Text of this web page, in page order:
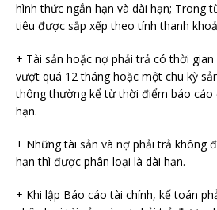
hình thức ngắn hạn và dài hạn; Trong
tiêu được sắp xếp theo tính thanh
+ Tài sản hoặc nợ phải trả có thời
vượt quá 12 tháng hoặc một chu kỳ
thông thường kể từ thời điểm báo cáo
hạn.
+ Những tài sản và nợ phải trả không
hạn thì được phân loại là dài hạn.
+ Khi lập Báo cáo tài chính, kế toán